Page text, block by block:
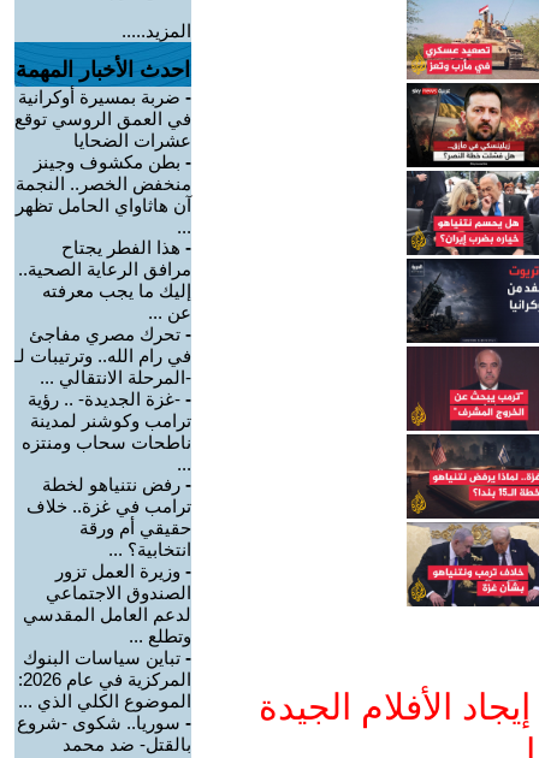
الأفلام الجيدة
المزيد.....
احدث الأخبار المهمة
- ضربة بمسيرة أوكرانية
في العمق الروسي توقع
عشرات الضحايا
- بطن مكشوف وجينز
منخفض الخصر.. النجمة
آن هاثاواي الحامل تظهر
...
- هذا الفطر يجتاح
مرافق الرعاية الصحية..
إليك ما يجب معرفته
عن ...
- تحرك مصري مفاجئ
في رام الله.. وترتيبات لـ
-المرحلة الانتقالي ...
- -غزة الجديدة- .. رؤية
ترامب وكوشنر لمدينة
ناطحات سحاب ومنتزه
...
- رفض نتنياهو لخطة
ترامب في غزة.. خلاف
حقيقي أم ورقة
انتخابية؟ ...
- وزيرة العمل تزور
الصندوق الاجتماعي
لدعم العامل المقدسي
وتطلع ...
- تباين سياسات البنوك
المركزية في عام 2026:
الموضوع الكلي الذي ...
- سوريا.. شكوى -شروع
بالقتل- ضد محمد